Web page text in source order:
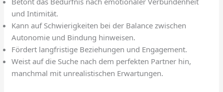
und Intimität.
Kann auf Schwierigkeiten bei der Balance zwischen
Autonomie und Bindung hinweisen.
Fördert langfristige Beziehungen und Engagement.
Weist auf die Suche nach dem perfekten Partner hin,
manchmal mit unrealistischen Erwartungen.